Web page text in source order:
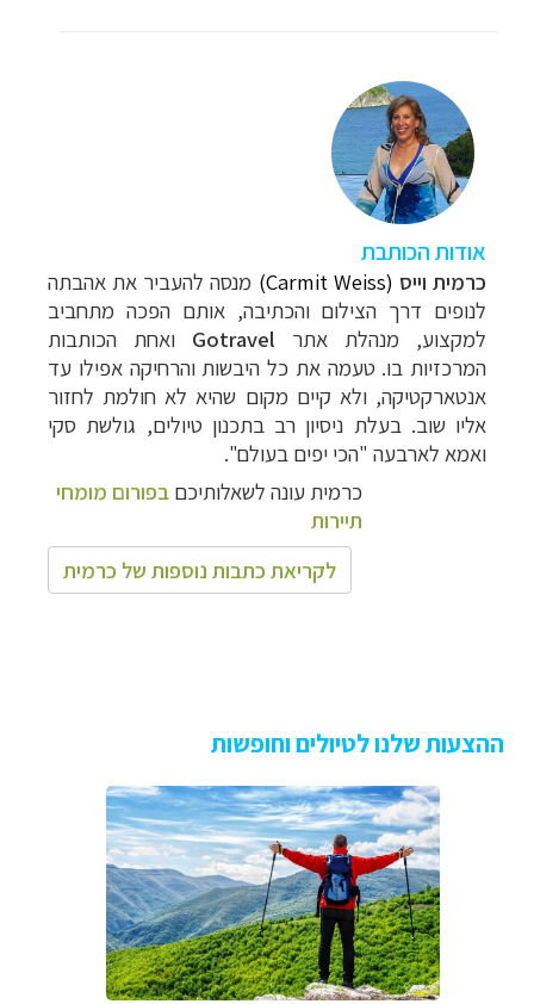
אודות הכותבת
כרמית וייס (Carmit Weiss)
מנסה להעביר את אהבתה
לנופים דרך הצילום והכתיבה, אותם הפכה מתחביב
למקצוע, מנהלת אתר Gotravel
ואחת הכותבות
המרכזיות בו. טעמה את כל היבשות והרחיקה אפילו עד
אנטארקטיקה, ולא קיים מקום שהיא לא חולמת לחזור
אליו שוב. בעלת ניסיון רב בתכנון טיולים, גולשת סקי
ואמא לארבעה "הכי יפים בעולם".
כרמית עונה לשאלותיכם בפורום מומחי
תיירות
לקריאת כתבות נוספות של כרמית
ההצעות שלנו לטיולים וחופשות